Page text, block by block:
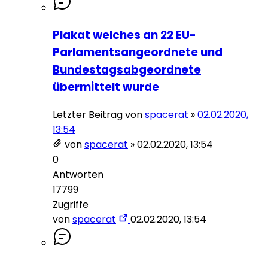
Plakat welches an 22 EU-
Parlamentsangeordnete und
Bundestagsabgeordnete
übermittelt wurde
Letzter Beitrag vonspacerat »02.02.2020,
13:54
vonspacerat »02.02.2020, 13:54
0
Antworten
17799
Zugriffe
vonspacerat 02.02.2020, 13:54